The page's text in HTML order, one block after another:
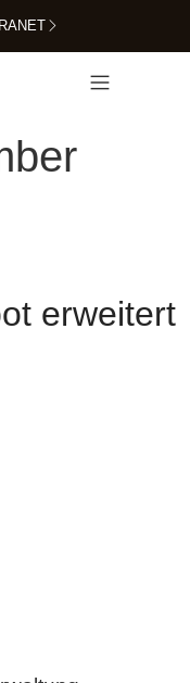
erweitert